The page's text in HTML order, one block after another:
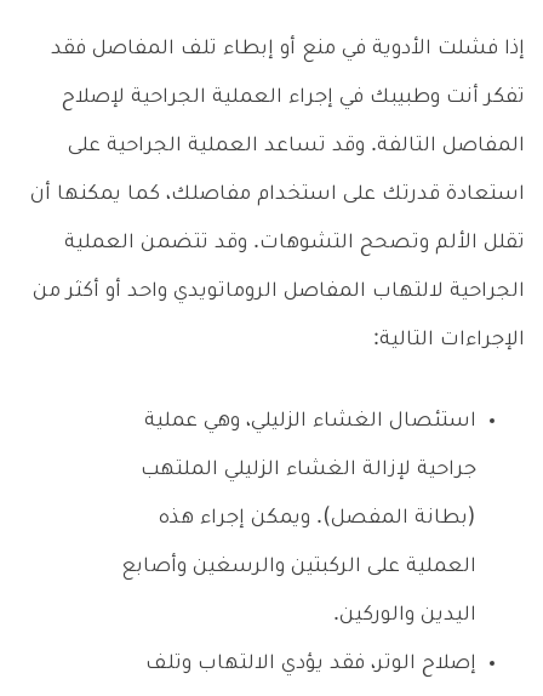
إذا فشلت الأدوية في منع أو إبطاء تلف المفاصل فقد
تفكر أنت وطبيبك في إجراء العملية الجراحية لإصلاح
المفاصل التالفة. وقد تساعد العملية الجراحية على
استعادة قدرتك على استخدام مفاصلك، كما يمكنها أن
تقلل الألم وتصحح التشوهات. وقد تتضمن العملية
الجراحية لالتهاب المفاصل الروماتويدي واحد أو أكثر من
الإجراءات التالية:
استئصال الغشاء الزليلي، وهي عملية
جراحية لإزالة الغشاء الزليلي الملتهب
(بطانة المفصل). ويمكن إجراء هذه
العملية على الركبتين والرسغين وأصابع
اليدين والوركين.
إصلاح الوتر، فقد يؤدي الالتهاب وتلف